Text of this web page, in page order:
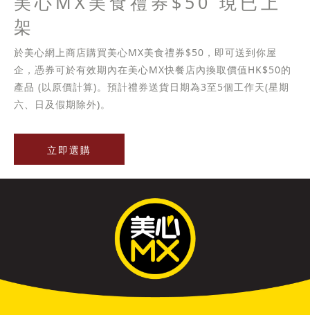
架
於美心網上商店購買美心MX美食禮券$50，即可送到你屋
企，憑券可於有效期內在美心MX快餐店內換取價值HK$50的
產品 (以原價計算)。預計禮券送貨日期為3至5個工作天(星期
六、日及假期除外)。
立即選購